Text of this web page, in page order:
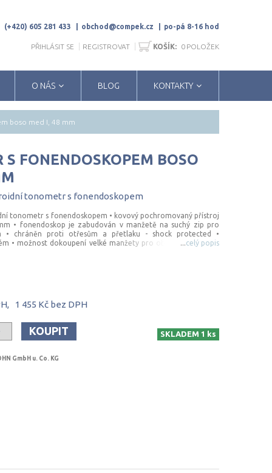
(+420) 605 281 433 obchod@compek.cz po-pá 8-16 hod
PŘIHLÁSIT SE REGISTROVAT KOŠÍK: 0 POLOŽEK
O NÁS BLOG KONTAKTY
boso med I, 48 mm
S FONENDOSKOPEM BOSO
tonometrs fonendoskopem
tonometr s fonendoskopem • kovový pochromovaný přístroj
• fonendoskop je zabudován v manžetě na suchý zip pro
• chráněn proti otřesům a přetlaku - shock protected •
• možnost dokoupení velké manžety pro obvod paže 33-41
...celý popis
1 455 Kč bez DPH
KOUPIT SKLADEM 1 ks
GmbH u. Co. KG